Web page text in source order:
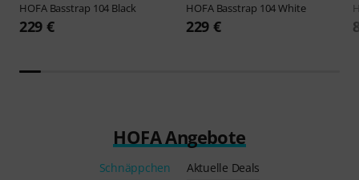
HOFA Basstrap 104 Black
229 €
HOFA Basstrap 104 White
229 €
HOFA Angebote
Schnäppchen Aktuelle Deals